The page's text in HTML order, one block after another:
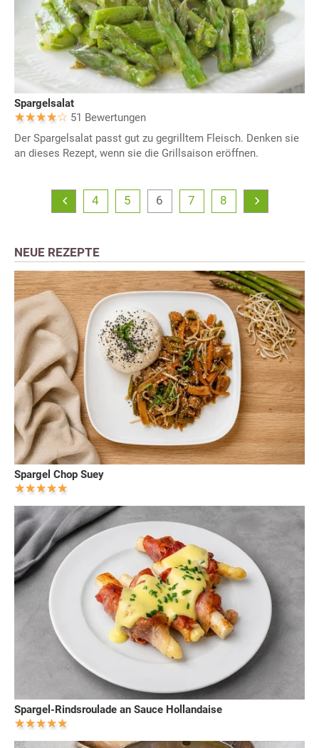
Spargelsalat
51 Bewertungen
Der Spargelsalat passt gut zu gegrilltem Fleisch. Denken sie
an dieses Rezept, wenn sie die Grillsaison eröffnen.
4 5 6 7 8
NEUE REZEPTE
Spargel Chop Suey
Spargel-Rindsroulade an Sauce Hollandaise